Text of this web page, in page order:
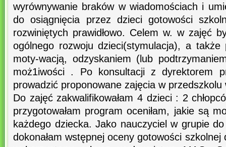
wyrównywanie braków w wiadomościach i
do osiągnięcia przez dzieci gotowości
rozwiniętych prawidłowo. Celem w. w zajęć
ogólnego rozwoju dzieci(stymulacja), a
moty-wacją, odzyskaniem (lub
moż1iwości . Po konsultacji z dyrektorem
prowadzić proponowane zajęcia w
Do zajęć zakwalifikowałam 4 dzieci : 2
przygotowałam program oceniłam, jakie są
każdego dziecka. Jako nauczyciel w grupie
dokonałam wstępnej oceny gotowości szkolnej